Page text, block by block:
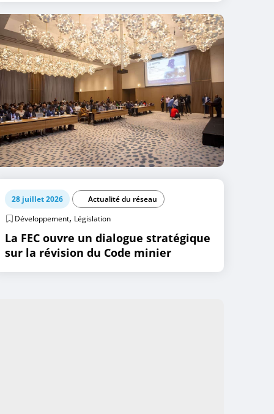
28 juillet 2026
Actualité du réseau
Développement, Législation
La FEC ouvre un dialogue stratégique
sur la révision du Code minier